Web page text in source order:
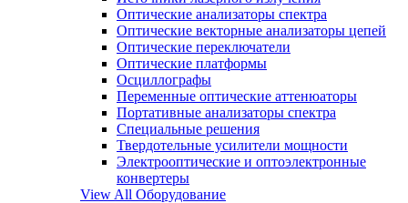
Оптические анализаторы спектра
Оптические векторные анализаторы цепей
Оптические переключатели
Оптические платформы
Осциллографы
Переменные оптические аттенюаторы
Портативные анализаторы спектра
Специальные решения
Твердотельные усилители мощности
Электрооптические и оптоэлектронные
конвертеры
View All Оборудование